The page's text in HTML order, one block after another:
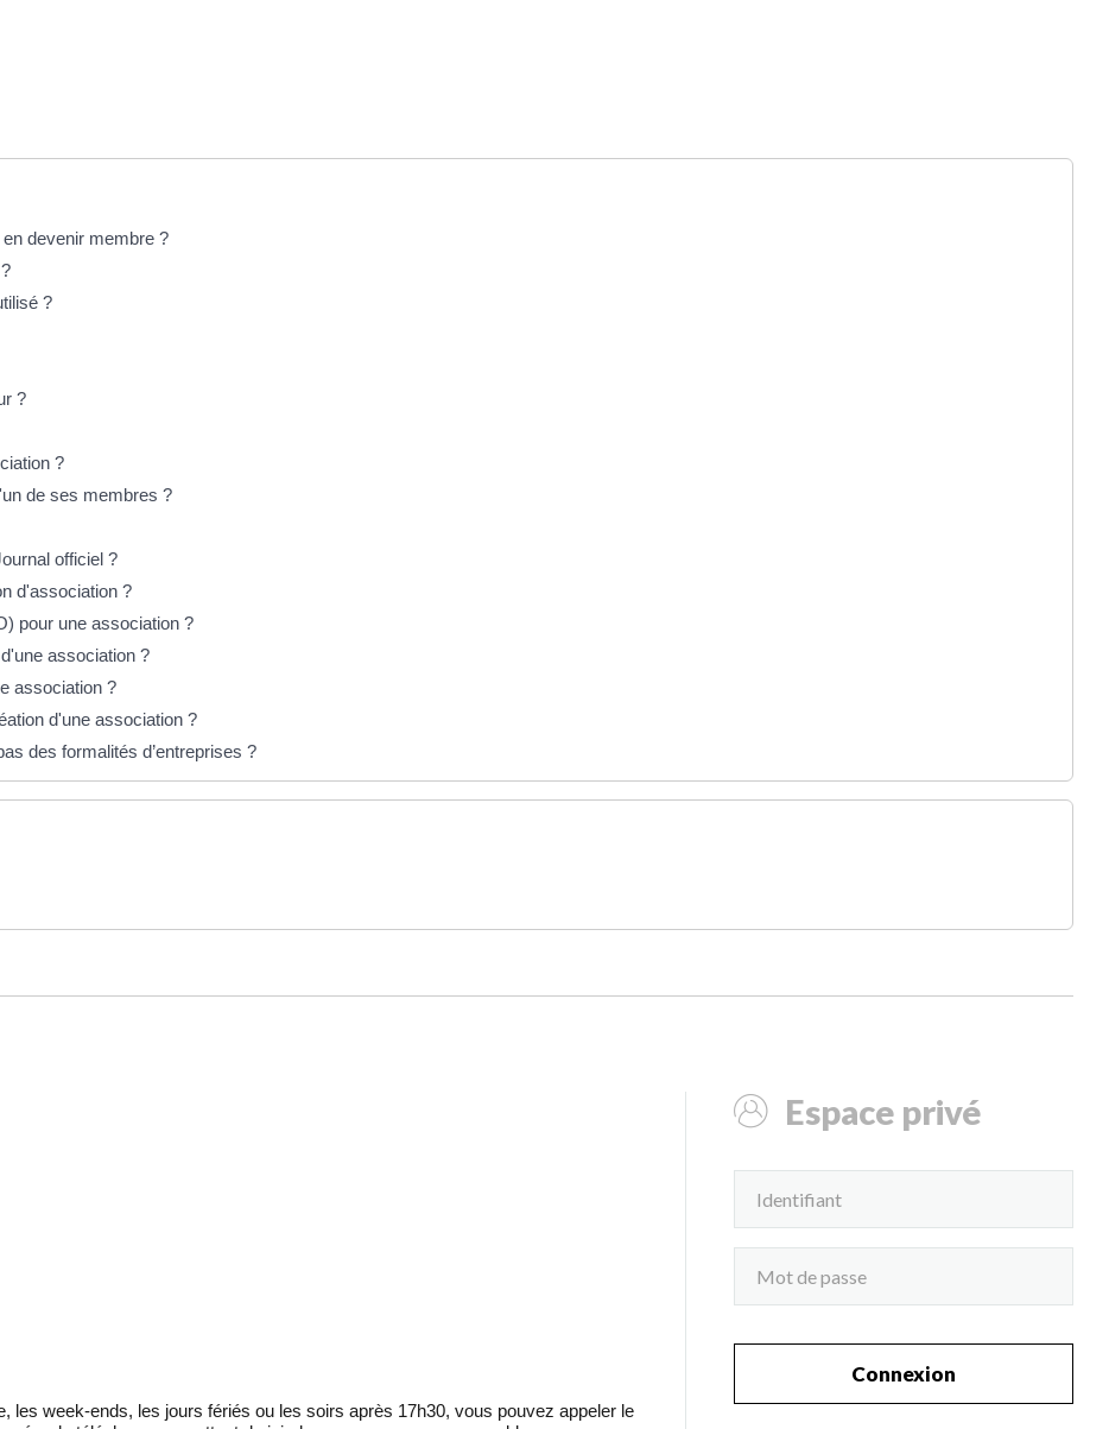
devenir membre ?
?
?
?
de ses membres ?
officiel ?
d'association ?
pour une association ?
association ?
association ?
d'une association ?
des formalités d’entreprises ?
les week-ends, les jours fériés ou les soirs après 17h30, vous pouvez appeler le
Espace privé
Connexion